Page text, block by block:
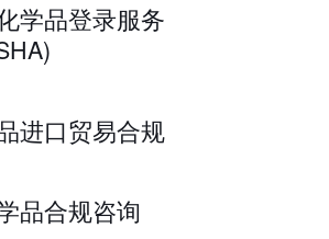
学品登录服务
进口贸易合规
品合规咨询